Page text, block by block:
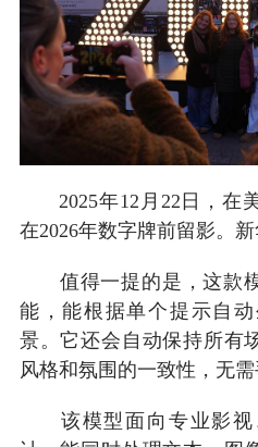
2025年12月22日，在
在2026年数字牌前留影。
值得一提的是，这款模
能，能根据单个提示自
景。它还会自动保持所有
风格和氛围的一致性，无需
该模型面向专业影视